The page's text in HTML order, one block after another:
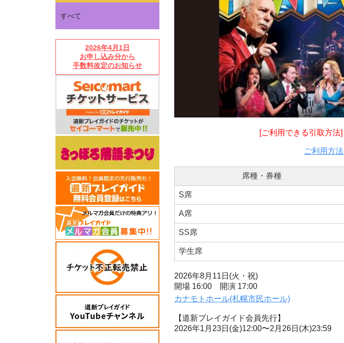
すべて
2026年4月1日
お申し込み分から
手数料改定のお知らせ
[ご利用できる引取方法]
ご利用方法
席種・券種
S席
A席
SS席
学生席
2026年8月11日(火・祝)
開場 16:00 開演 17:00
カナモトホール(札幌市民ホール)
【道新プレイガイド会員先行】
2026年1月23日(金)12:00〜2月26日(木)23:59